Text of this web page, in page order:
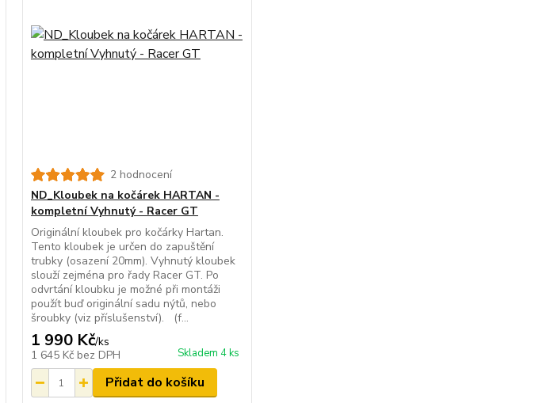
2 hodnocení
ND_Kloubek na kočárek HARTAN -
kompletní Vyhnutý - Racer GT
Originální kloubek pro kočárky Hartan.
Tento kloubek je určen do zapuštění
trubky (osazení 20mm). Vyhnutý kloubek
slouží zejména pro řady Racer GT. Po
odvrtání kloubku je možné při montáži
použít buď originální sadu nýtů, nebo
šroubky (viz příslušenství). (f...
1 990 Kč/ks
1 645 Kč bez DPH Skladem 4 ks
Přidat do košíku